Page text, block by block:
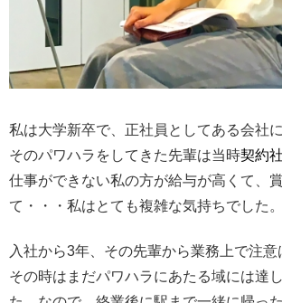
私は大学新卒で、正社員としてある会社
そのパワハラをしてきた先輩は当時契約
仕事ができない私の方が給与が高くて、
て・・・私はとても複雑な気持ちでした。
入社から3年、その先輩から業務上で注意
その時はまだパワハラにあたる域には達